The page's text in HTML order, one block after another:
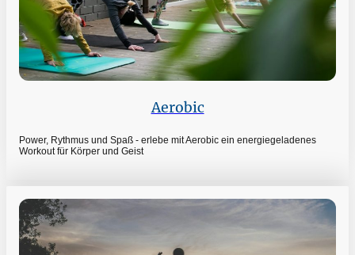
Aerobic
Power, Rythmus und Spaß - erlebe mit Aerobic ein energiegeladenes
Workout für Körper und Geist